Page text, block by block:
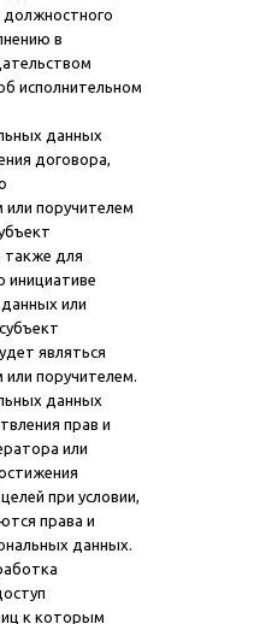
должностного
в
исполнительном
данных
договора,
поручителем
также для
инициативе
или
являться
поручителем.
данных
прав и
или
при условии,
права и
данных.
к которым